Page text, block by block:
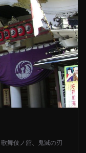
歌舞伎ノ舘、 鬼滅の刃